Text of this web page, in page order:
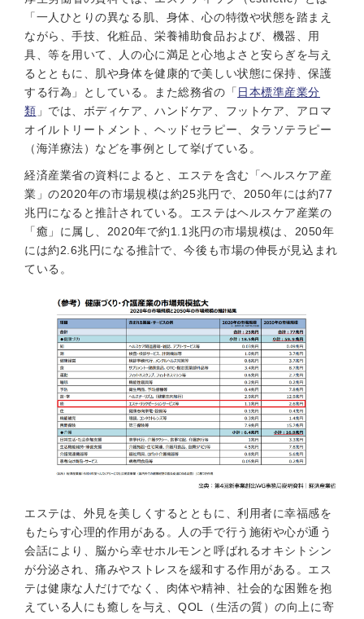
「一人ひとりの異なる肌、身体、心の特徴や状態を踏まえ
ながら、手技、化粧品、栄養補助食品および、機器、用
具、等を用いて、人の心に満足と心地よさと安らぎを与え
るとともに、肌や身体を健康的で美しい状態に保持、保護
する行為」としている。また総務省の「 日本標準産業分
類 」では、ボディケア、ハンドケア、フットケア、アロマ
オイルトリートメント、ヘッドセラピー、タラソテラピー
（海洋療法）などを事例として挙げている。
経済産業省の資料によると、エステを含む「ヘルスケア産
業」の2020年の市場規模は約25兆円で、2050年には約77
兆円になると推計されている。エステはヘルスケア産業の
「癒」に属し、2020年で約1.1兆円の市場規模は、2050年
には約2.6兆円になる推計で、今後も市場の伸長が見込まれ
ている。
エステは、外見を美しくするとともに、利用者に幸福感を
もたらす心理的作用がある。人の手で行う施術や心が通う
会話により、脳から幸せホルモンと呼ばれるオキシトシン
が分泌され、痛みやストレスを緩和する作用がある。エス
テは健康な人だけでなく、肉体や精神、社会的な困難を抱
えている人にも癒しを与え、QOL（生活の質）の向上に寄